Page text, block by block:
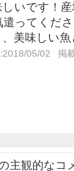
いです！
ってくだ
美味しい
:2018/05/02 掲
主観的なコ